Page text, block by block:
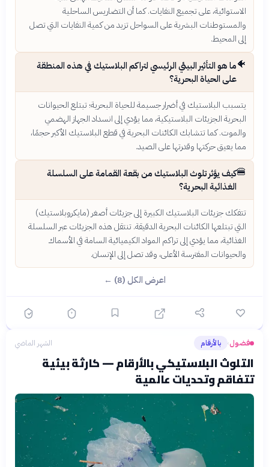
الاستوائية، على تجميع النفايات. كما أن التضاريس الساحلية
والمستوطنات البشرية على السواحل تزيد من كمية النفايات التي تصل
إلى المحيط.
🐠ما هو التأثير البيئي الرئيسي لتراكم البلاستيك في هذه المنطقة
على الحياة البحرية؟
يتسبب البلاستيك في أضرار جسيمة للحياة البحرية؛ تبتلع الحيوانات
البحرية الجزيئات البلاستيكية، مما يؤدي إلى انسداد الجهاز الهضمي
والموت. كما تتشابك الكائنات البحرية في قطع البلاستيك الأكبر حجمًا،
مما يعيق حركتها وقدرتها على الصيد.
🍔كيف يؤثر تلوث البلاستيك من بقعة القمامة على السلسلة
الغذائية البحرية؟
تتفكك جزيئات البلاستيك الكبيرة إلى جزيئات أصغر (مايكروبلاستيك)
التي تبتلعها الكائنات البحرية الدقيقة. تنتقل هذه الجزيئات عبر السلسلة
الغذائية، مما يؤدي إلى تراكم المواد الكيميائية السامة في الأسماك
والحيوانات المفترسة الأعلى، وقد تصل إلى الإنسان.
اعرض الكل (8) ←
فضول› بالأرقام الشهر الماضي
التلوث البلاستيكي بالأرقام — كارثة بيئية
تتفاقم وتحديات عالمية